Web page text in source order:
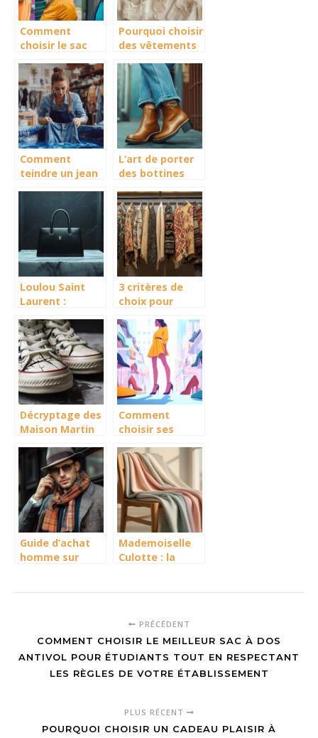
Comment
choisir le sac
idéal pour
toutes les
occasions
Pourquoi choisir
des vêtements
main pour bébé
est un choix
intelligent et
écologique
Comment
teindre un jean
étapes simples
et rapides
L’art de porter
des bottines
conseils
morpho
personnalisés
Loulou Saint
Laurent :
avis sur ce sac
iconique et ses
éditions
limitées
3 critères de
choix pour
djellaba :
trouvez la taille
et le modèle
parfait
Décryptage des
Maison Martin
Converse, les
sneakers effet
craquelé : quand
la haute
couture
rencontre la
basket iconique
Comment
choisir ses
fonction de sa
morphologie et
de son style
personnel
Guide d’achat
homme sur
vêtements
élégants
Mademoiselle
Culotte : la
PRÉCÉDENT
COMMENT CHOISIR LE MEILLEUR SAC À DOS
ANTIVOL POUR ÉTUDIANTS TOUT EN RESPECTANT
LES RÈGLES DE VOTRE ÉTABLISSEMENT
PLUS RÉCENT
POURQUOI CHOISIR UN CADEAU PLAISIR À